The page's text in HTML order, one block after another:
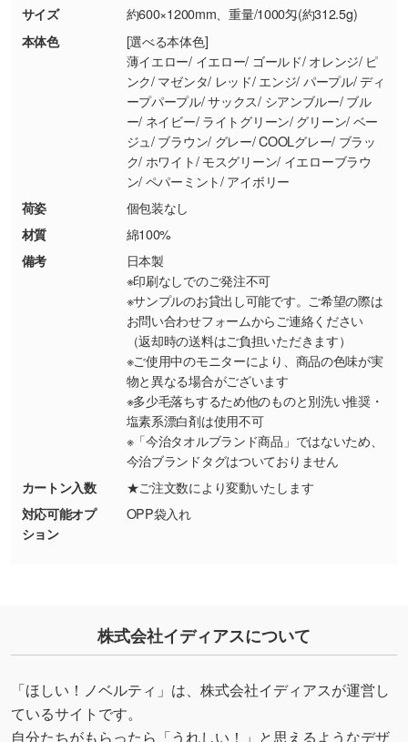
現物支給による色指定も承っております。→詳
しく見る
・背景がある画像からキャラクター部分だけを
使いたいです
シンプルな背景のデータや、使いたいキャラク
ター部分の輪郭がはっきりしているデータは切
り抜き処理が可能です。→詳しく見る
・持っているデータの背景が足りない／塗り足
しの作り方が分からない
印刷したいデータが印刷範囲よりも小さい場
合、シンプルな色・柄の背景であれば拡張が可
詳しく見る
・デザインにQRコードを入れたい／QRコード
を生成してほしい
URLをご指定いただければ、QRコードを生成
いたします。配置のご相談にも応じています。
詳しく見る
商品が破損した場合
・商品到着後7日以上経過している場合
・お客様のご都合による返品・交換依頼(商
品・色・数量などの注文間違い等)
サイズ
約600×1200mm、重量/1000匁(約312.5g)
本体色
[選べる本体色]
薄イエロー/ イエロー/ ゴールド/ オレンジ/ ピ
ンク/ マゼンタ/ レッド/ エンジ/ パープル/ ディ
ープパープル/ サックス/ シアンブルー/ ブル
ー/ ネイビー/ ライトグリーン/ グリーン/ ベー
ジュ/ ブラウン/ グレー/ COOLグレー/ ブラッ
ク/ ホワイト/ モスグリーン/ イエローブラウ
ン/ ペパーミント/ アイボリー
荷姿
個包装なし
材質
綿100%
備考
日本製
※印刷なしでのご発注不可
※サンプルのお貸出し可能です。ご希望の際は
お問い合わせフォームからご連絡ください
（返却時の送料はご負担いただきます）
※ご使用中のモニターにより、商品の色味が実
物と異なる場合がございます
※多少毛落ちするため他のものと別洗い推奨・
塩素系漂白剤は使用不可
※「今治タオルブランド商品」ではないため、
今治ブランドタグはついておりません
カートン入数
★ご注文数により変動いたします
対応可能オプ
ション
OPP袋入れ
株式会社イディアスについて
「ほしい！ノベルティ」は、株式会社イディアスが運営し
ているサイトです。
自分たちがもらったら「うれしい！」と思えるようなデザ